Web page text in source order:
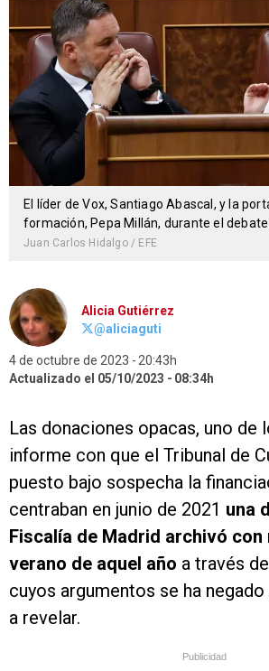
El líder de Vox, Santiago Abascal, y la
formación, Pepa Millán, durante el debate
Juan Carlos Hidalgo / EFE
Alicia Gutiérrez
@aliciaguti
4 de octubre de 2023
20:43h
Actualizado el 05/10/2023
08:34h
Las donaciones opacas, uno de
informe con que el Tribunal de
puesto bajo sospecha la
centraban en junio de 2021 una
Fiscalía de Madrid archivó
verano de aquel año a través
cuyos argumentos se ha
a revelar.
Publicidad